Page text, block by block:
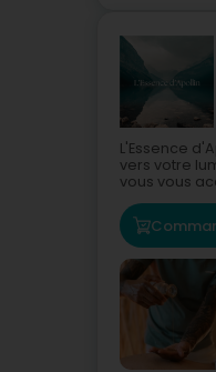
L'Essence
vers votre
vous vous